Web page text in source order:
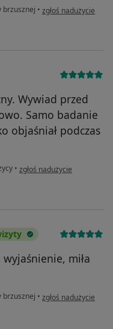
brzusznej • w opinii użytkownika
zgłoś nadużycie
Wywiad przed
Samo badanie
objaśniał podczas
• w opinii użytkownika S.L
zgłoś nadużycie
miła
brzusznej • w opinii użytkownika
zgłoś nadużycie